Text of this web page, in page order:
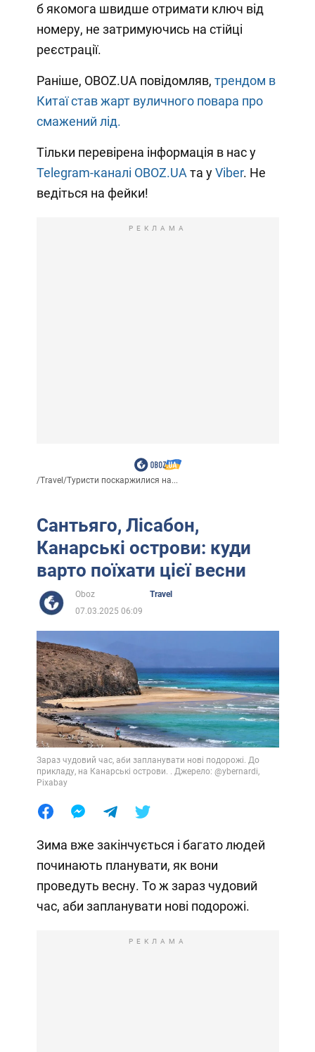
б якомога швидше отримати ключ від
номеру, не затримуючись на стійці
реєстрації.
Раніше, OBOZ.UA повідомляв, трендом в
Китаї став жарт вуличного повара про
смажений лід.
Тільки перевірена інформація в нас у
Telegram-каналі OBOZ.UA та уViber. Не
ведіться на фейки!
РЕКЛАМА
/Travel/Туристи поскаржилися на...
Сантьяго, Лісабон,
Канарські острови: куди
варто поїхати цієї весни
Oboz
Travel
07.03.2025 06:09
Зараз чудовий час, аби запланувати нові подорожі. До
прикладу, на Канарські острови. . Джерело: @ybernardi,
Pixabay
Зима вже закінчується і багато людей
починають планувати, як вони
проведуть весну. То ж зараз чудовий
час, аби запланувати нові подорожі.
РЕКЛАМА